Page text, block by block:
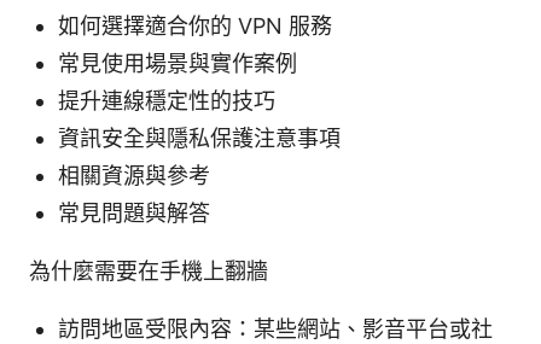
如何選擇適合你的 VPN 服務
常見使用場景與實作案例
提升連線穩定性的技巧
資訊安全與隱私保護注意事項
相關資源與參考
常見問題與解答
為什麼需要在手機上翻牆
訪問地區受限內容：某些網站、影音平台或社